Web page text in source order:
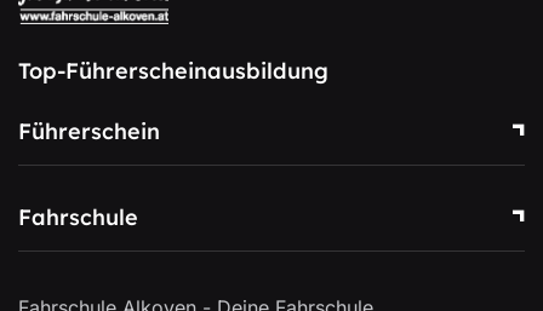
Top-Führerscheinausbildung
Führerschein
Fahrschule